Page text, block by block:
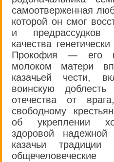
самоотверженная
которой он смог
и предрассудков
качества
Прокофия — его
молоком матери
казачьей чести,
воинскую
отечества от
свободному
об укреплении
здоровой
казачьи